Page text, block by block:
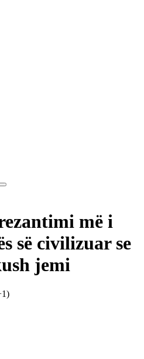
më i
së civilizuar se
jemi